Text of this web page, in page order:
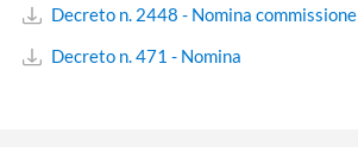
Decreto n. 2448 - Nomina commissione
Decreto n. 471 - Nomina